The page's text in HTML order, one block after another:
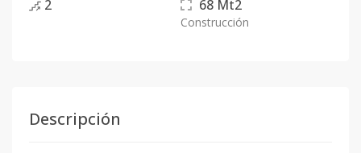
2 68 Mt2
Construcción
Descripción